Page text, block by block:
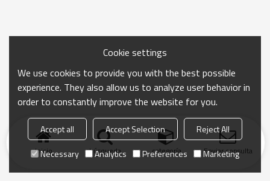
Inicio búsqueda categoría Enviar consulta
Cookie settings
We use cookies to provide you with the best possible
experience. They also allow us to analyze user behavior in
order to constantly improve the website for you.
Accept all Accept Selection
Reject All
Necessary
Analytics Preferences Marketing